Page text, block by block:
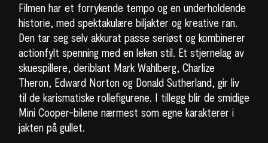
Filmen har et forrykende tempo og en underholdende
historie, med spektakulære biljakter og kreative ran.
Den tar seg selv akkurat passe seriøst og kombinerer
actionfylt spenning med en leken stil. Et stjernelag av
skuespillere, deriblant Mark Wahlberg, Charlize
Theron, Edward Norton og Donald Sutherland, gir liv
til de karismatiske rollefigurene. I tillegg blir de smidige
Mini Cooper-bilene nærmest som egne karakterer i
jakten på gullet.